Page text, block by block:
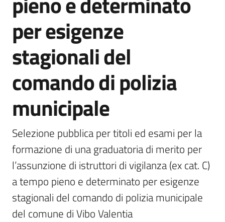
o
Tutti
gli
argomenti...
Seguici
su
per esigenze
stagionali del
comando di polizia
municipale
Selezione pubblica per titoli ed esami per la
formazione di una graduatoria di merito per
l’assunzione di istruttori di vigilanza (ex cat. C)
a tempo pieno e determinato per esigenze
stagionali del comando di polizia municipale
del comune di Vibo Valentia